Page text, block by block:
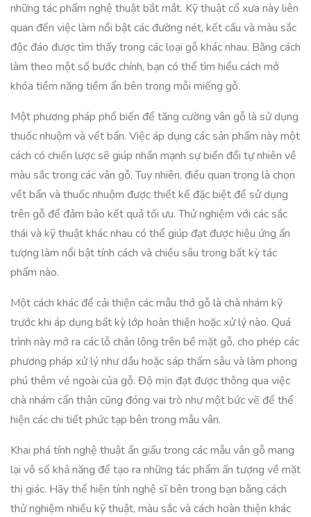
những tác phẩm nghệ thuật bắt mắt. Kỹ thuật cổ xưa này liên
quan đến việc làm nổi bật các đường nét, kết cấu và màu sắc
độc đáo được tìm thấy trong các loại gỗ khác nhau. Bằng cách
làm theo một số bước chính, bạn có thể tìm hiểu cách mở
khóa tiềm năng tiềm ẩn bên trong mỗi miếng gỗ.
Một phương pháp phổ biến để tăng cường vân gỗ là sử dụng
thuốc nhuộm và vết bẩn. Việc áp dụng các sản phẩm này một
cách có chiến lược sẽ giúp nhấn mạnh sự biến đổi tự nhiên về
màu sắc trong các vân gỗ. Tuy nhiên, điều quan trọng là chọn
vết bẩn và thuốc nhuộm được thiết kế đặc biệt để sử dụng
trên gỗ để đảm bảo kết quả tối ưu. Thử nghiệm với các sắc
thái và kỹ thuật khác nhau có thể giúp đạt được hiệu ứng ấn
tượng làm nổi bật tính cách và chiều sâu trong bất kỳ tác
phẩm nào.
Một cách khác để cải thiện các mẫu thớ gỗ là chà nhám kỹ
trước khi áp dụng bất kỳ lớp hoàn thiện hoặc xử lý nào. Quá
trình này mở ra các lỗ chân lông trên bề mặt gỗ, cho phép các
phương pháp xử lý như dầu hoặc sáp thấm sâu và làm phong
phú thêm vẻ ngoài của gỗ. Độ mịn đạt được thông qua việc
chà nhám cẩn thận cũng đóng vai trò như một bức vẽ để thể
hiện các chi tiết phức tạp bên trong mẫu vân.
Khai phá tính nghệ thuật ẩn giấu trong các mẫu vân gỗ mang
lại vô số khả năng để tạo ra những tác phẩm ấn tượng về mặt
thị giác. Hãy thể hiện tính nghệ sĩ bên trong bạn bằng cách
thử nghiệm nhiều kỹ thuật, màu sắc và cách hoàn thiện khác